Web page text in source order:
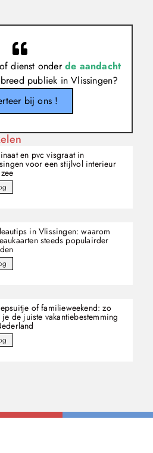
dienst onderde aandacht
publiek in Vlissingen?
bij ons !
en pvc visgraat in
voor een stijlvol interieur
in Vlissingen: waarom
steeds populairder
of familieweekend: zo
je de juiste vakantiebestemming